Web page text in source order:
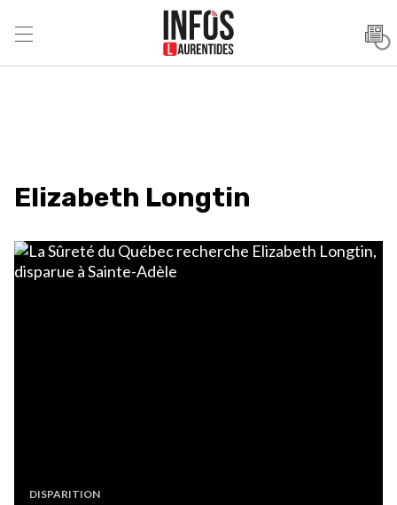
Elizabeth Longtin
DISPARITION